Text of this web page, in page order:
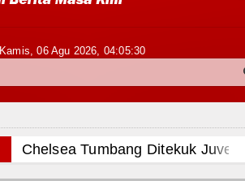
Kamis, 06 Agu 2026, 04:05:31
Chelsea Tumbang Ditekuk